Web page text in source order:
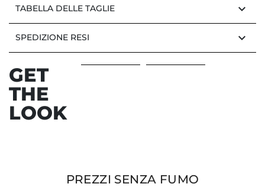
TABELLA DELLE TAGLIE keyboard_arrow_down
SPEDIZIONE RESI keyboard_arrow_down
GET
THE
LOOK
PREZZI SENZA FUMO